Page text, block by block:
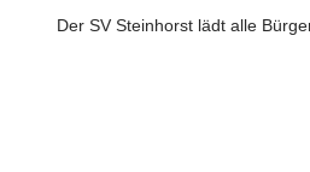
Der SV Steinhorst lädt alle